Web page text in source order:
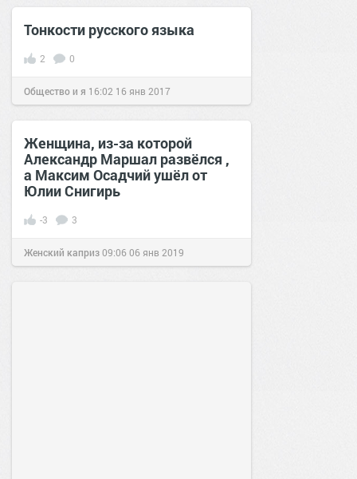
Тонкости русского языка
2 0
Общество и я 16:02 16 янв 2017
Женщина, из-за которой
Александр Маршал развёлся ,
а Максим Осадчий ушёл от
Юлии Снигирь
-3 3
Женский каприз09:0606 янв 2019